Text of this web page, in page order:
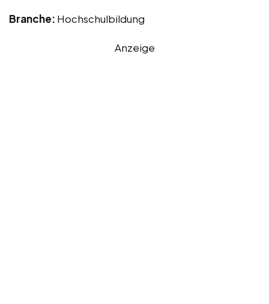
Branche: Hochschulbildung
Anzeige